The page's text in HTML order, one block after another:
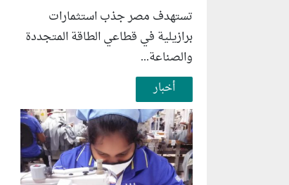
تستهدف مصر جذب استثمارات
برازيلية في قطاعي الطاقة المتجددة
والصناعة...
أخبار